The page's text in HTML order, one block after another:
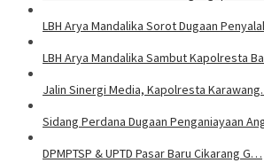
LBH Arya Mandalika Sorot Dugaan
LBH Arya Mandalika Sambut Kapolresta
Jalin Sinergi Media, Kapolresta
Sidang Perdana Dugaan Penganiayaan
DPMPTSP & UPTD Pasar Baru Cikarang G…